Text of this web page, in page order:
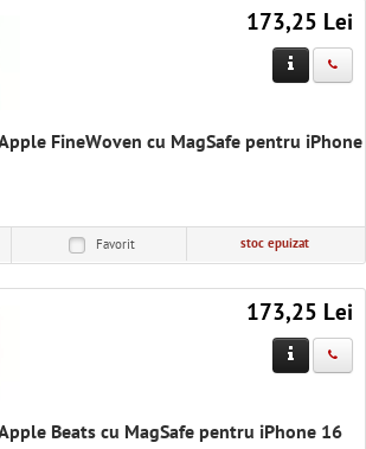
173,25 Lei
FineWoven cu MagSafe pentru iPhone
Favorit stoc epuizat
173,25 Lei
Beats cu MagSafe pentru iPhone 16